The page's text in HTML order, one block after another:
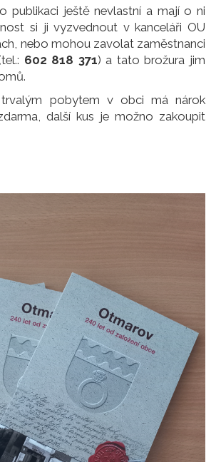
publikaci ještě nevlastní a mají o ni
si ji vyzvednout v kanceláři OU
nebo mohou zavolat zaměstnanci
602 818 371) a tato brožura jim
pobytem v obci má nárok
další kus je možno zakoupit